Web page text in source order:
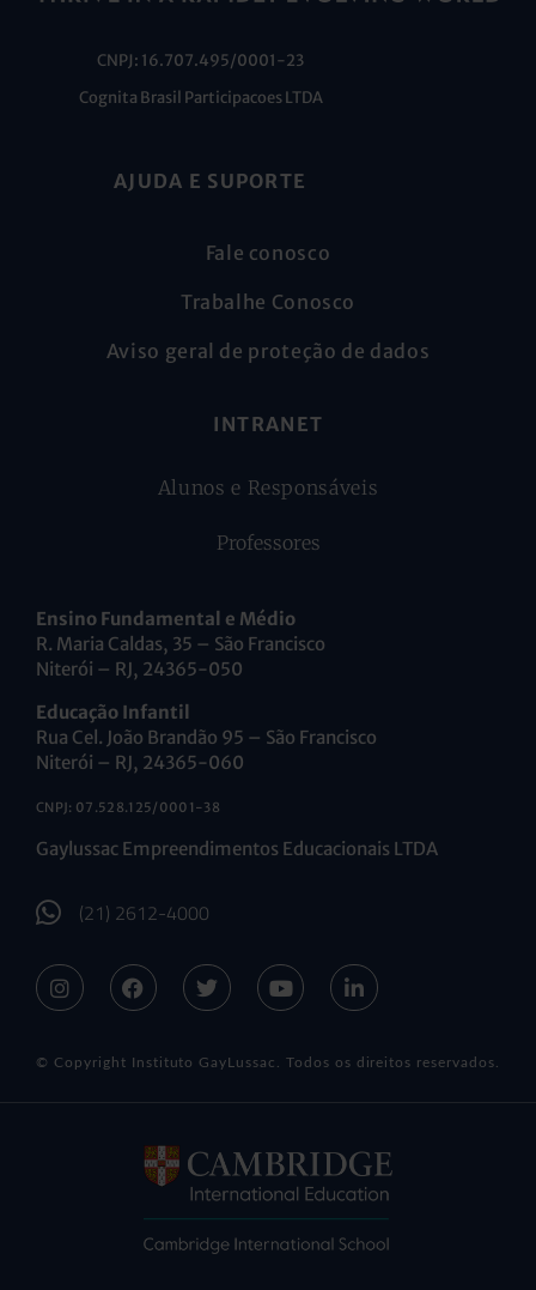
CNPJ: 16.707.495/0001-23
Cognita Brasil Participacoes LTDA
AJUDA E SUPORTE
Fale conosco
Trabalhe Conosco
Aviso geral de proteção de dados
INTRANET
Alunos e Responsáveis
Professores
Ensino Fundamental e Médio
R. Maria Caldas, 35 – São Francisco
Niterói – RJ, 24365-050
Educação Infantil
Rua Cel. João Brandão 95 – São Francisco
Niterói – RJ, 24365-060
CNPJ: 07.528.125/0001-38
Gaylussac Empreendimentos Educacionais LTDA
(21) 2612-4000
© Copyright Instituto GayLussac. Todos os direitos reservados.